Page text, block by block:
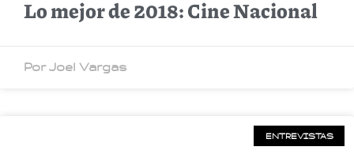
Lo mejor de 2018: Cine Nacional
Por Joel Vargas
ENTREVISTAS